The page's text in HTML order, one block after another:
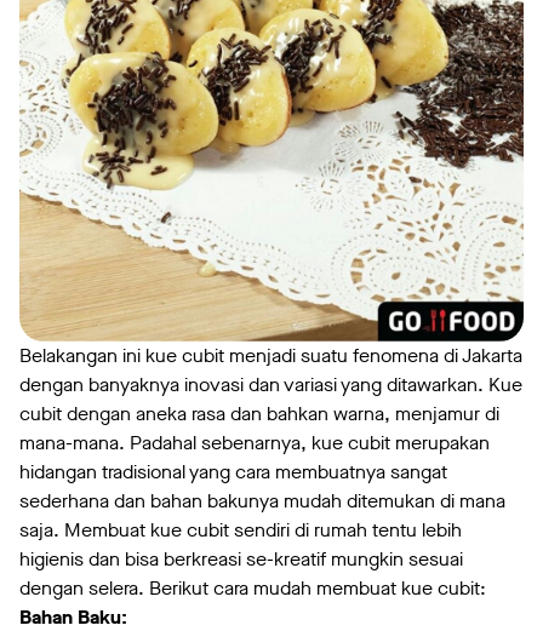
Belakangan ini kue cubit menjadi suatu fenomena di Jakarta
dengan banyaknya inovasi dan variasi yang ditawarkan. Kue
cubit dengan aneka rasa dan bahkan warna, menjamur di
mana-mana. Padahal sebenarnya, kue cubit merupakan
hidangan tradisional yang cara membuatnya sangat
sederhana dan bahan bakunya mudah ditemukan di mana
saja. Membuat kue cubit sendiri di rumah tentu lebih
higienis dan bisa berkreasi se-kreatif mungkin sesuai
dengan selera. Berikut cara mudah membuat kue cubit:
Bahan Baku: